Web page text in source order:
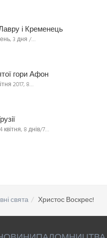
і Кременець
3 дня /…
гори Афон
2017, 8…
квітня, 8 днів/7…
свята Христос Воскрес!